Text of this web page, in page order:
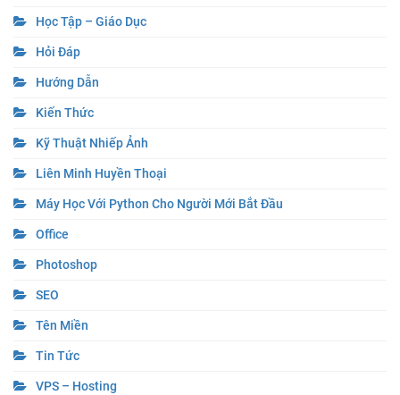
Học Tập – Giáo Dục
Hỏi Đáp
Hướng Dẫn
Kiến Thức
Kỹ Thuật Nhiếp Ảnh
Liên Minh Huyền Thoại
Máy Học Với Python Cho Người Mới Bắt Đầu
Office
Photoshop
SEO
Tên Miền
Tin Tức
VPS – Hosting